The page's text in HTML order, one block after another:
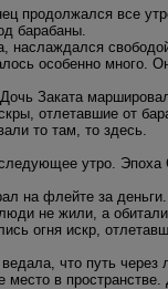
продолжался все
барабаны.
наслаждался
особенно много.
Заката
отлетавшие от
то там, то здесь.
утро. Эпоха
на флейте за
не жили, а обитали
огня искр,
что путь
место в